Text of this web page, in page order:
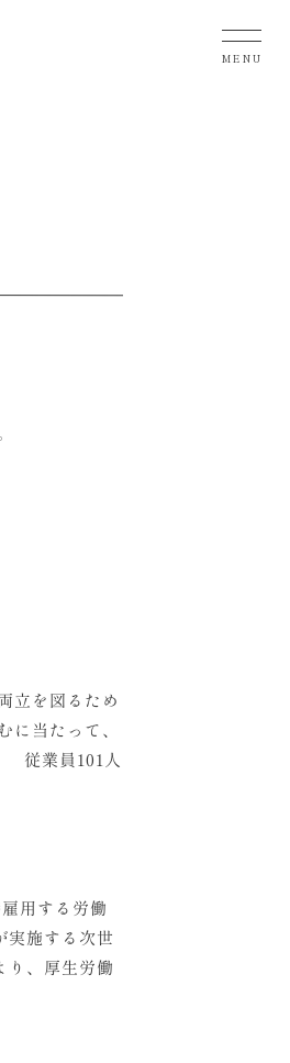
MENU
立を図るため
当たって、
従業員101人
用する労働
実施する次世
り、厚生労働